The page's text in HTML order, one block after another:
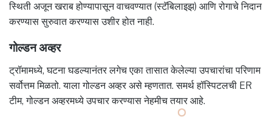
स्थिती अजून खराब होण्यापासून वाचवण्यात (स्टॅबिलाइझ) आणि रोगाचे निदान
करण्यास सुरुवात करण्यास उशीर होत नाही.
गोल्डन अव्हर
ट्रॉमामध्ये, घटना घडल्यानंतर लगेच एका तासात केलेल्या उपचारांचा परिणाम
सर्वोत्तम मिळतो. याला गोल्डन अव्हर असे म्हणतात. समर्थ हॉस्पिटलची ER
टीम, गोल्डन अव्हरमध्ये उपचार करण्यास नेहमीच तयार आहे.